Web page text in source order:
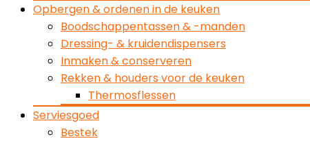
Opbergen & ordenen in de keuken
Boodschappentassen & -manden
Dressing- & kruidendispensers
Inmaken & conserveren
Rekken & houders voor de keuken
Thermosflessen
Serviesgoed
Bestek